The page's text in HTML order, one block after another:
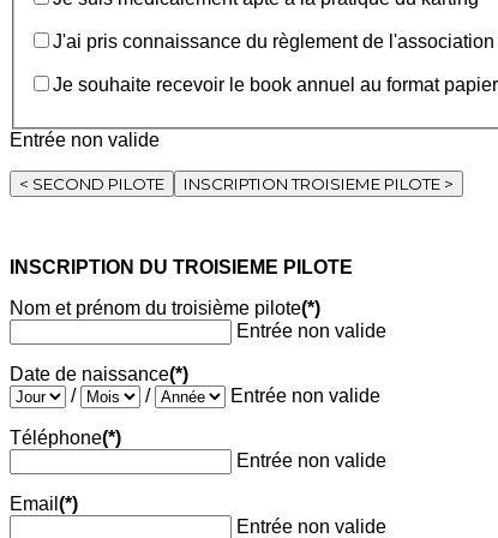
J'ai pris connaissance du règlement de l'association
Je souhaite recevoir le book annuel au format
Entrée non valide
< SECOND PILOTE INSCRIPTION TROISIEME PILOTE >
INSCRIPTION DU TROISIEME PILOTE
Nom et prénom du troisième pilote(*)
Entrée non valide
Date de naissance(*)
/
/ Entrée non valide
Téléphone(*)
Entrée non valide
Email (*)
Entrée non valide